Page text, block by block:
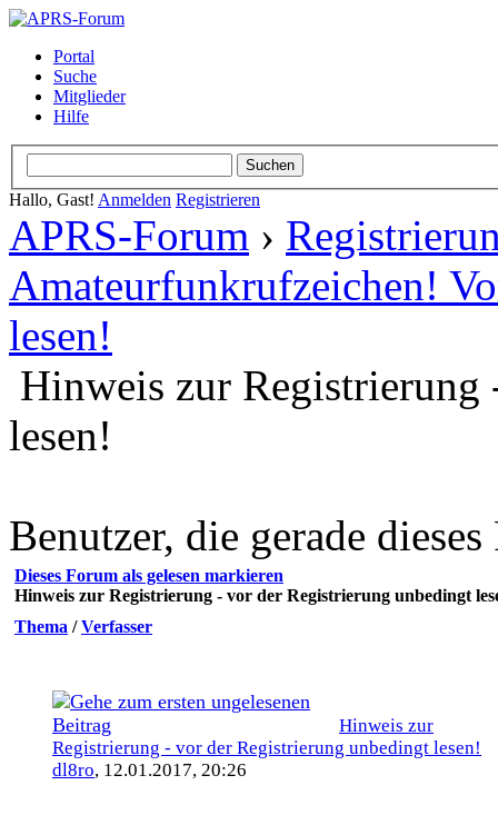
Portal
Suche
Mitglieder
Hilfe
Hallo, Gast! Anmelden Registrieren
APRS-Forum ›
Amateurfunkrufzeichen!
lesen!
Hinweis zur
lesen!
Benutzer, die gerade
Dieses Forum als gelesen markieren
Hinweis zur Registrierung - vor der Registrierung unbedingt
Thema /Verfasser
Hinweis zur
Registrierung - vor der Registrierung unbedingt lesen!
dl8ro, 12.01.2017, 20:26